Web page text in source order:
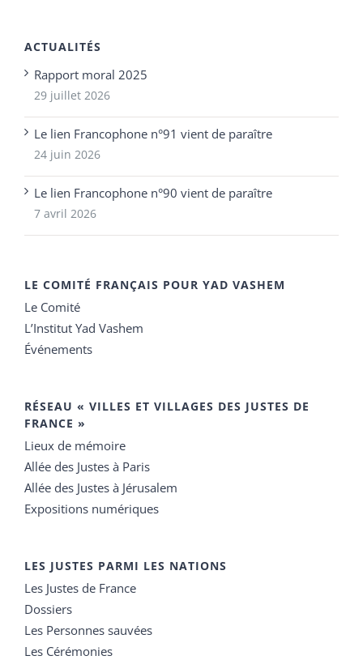
ACTUALITÉS
Rapport moral 2025
29 juillet 2026
Le lien Francophone n°91 vient de paraître
24 juin 2026
Le lien Francophone n°90 vient de paraître
7 avril 2026
LE COMITÉ FRANÇAIS POUR YAD VASHEM
Le Comité
L’Institut Yad Vashem
Événements
RÉSEAU « VILLES ET VILLAGES DES JUSTES DE
FRANCE »
Lieux de mémoire
Allée des Justes à Paris
Allée des Justes à Jérusalem
Expositions numériques
LES JUSTES PARMI LES NATIONS
Les Justes de France
Dossiers
Les Personnes sauvées
Les Cérémonies